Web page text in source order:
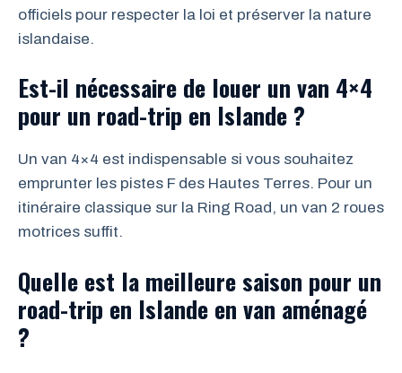
officiels pour respecter la loi et préserver la nature
islandaise.
Est-il nécessaire de louer un van 4×4
pour un road-trip en Islande ?
Un van 4×4 est indispensable si vous souhaitez
emprunter les pistes F des Hautes Terres. Pour un
itinéraire classique sur la Ring Road, un van 2 roues
motrices suffit.
Quelle est la meilleure saison pour un
road-trip en Islande en van aménagé
?